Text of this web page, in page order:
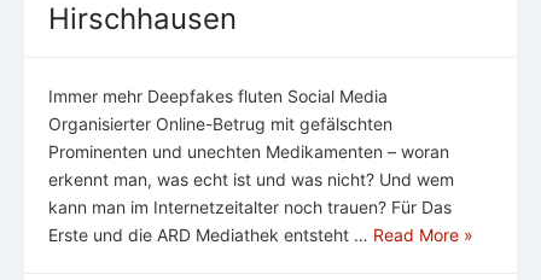
Hirschhausen
Immer mehr Deepfakes fluten Social Media
Organisierter Online-Betrug mit gefälschten
Prominenten und unechten Medikamenten – woran
erkennt man, was echt ist und was nicht? Und wem
kann man im Internetzeitalter noch trauen? Für Das
Erste und die ARD Mediathek entsteht … Read More »